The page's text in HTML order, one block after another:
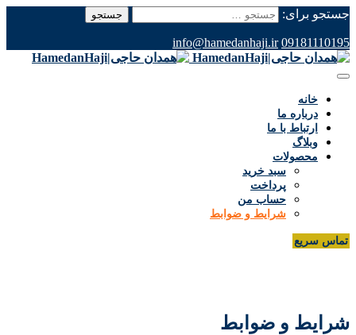
جستجو برای:
09181110195
info@hamedanhaji.ir
خانه
درباره ما
ارتباط با ما
وبلاگ
محصولات
سبد خرید
پرداخت
حساب من
شرایط و ضوابط
تماس سریع
شرایط و ضوابط